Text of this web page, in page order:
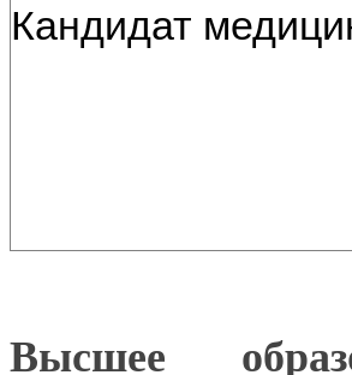
Кандидат
Высшее